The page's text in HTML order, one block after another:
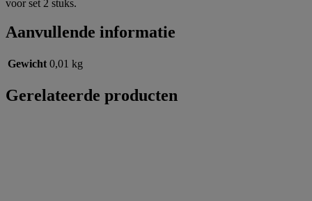
voor set 2 stuks.
Aanvullende informatie
Gewicht 0,01 kg
Gerelateerde producten